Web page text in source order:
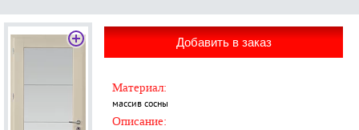
Материал:
массив сосны
Описание: